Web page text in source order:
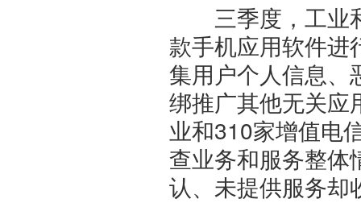
三季度，工业
款手机应用软件进
集用户个人信息、
绑推广其他无关应
业和310家增值电
查业务和服务整体
认、未提供服务却